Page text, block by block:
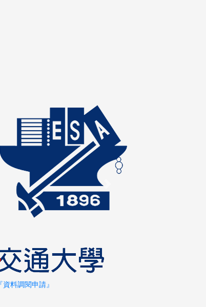
『資料調閱申請』